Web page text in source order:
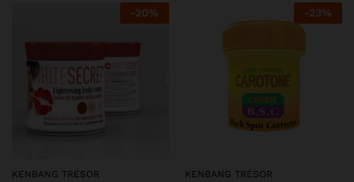
-20%
KENBANG TRÉSOR
-23%
KENBANG TRÉSOR